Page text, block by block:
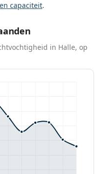
capaciteit.
in Halle, op